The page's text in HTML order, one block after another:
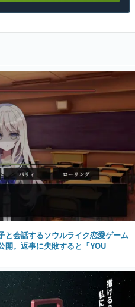
と会話するソウルライク恋愛ゲーム
開。返事に失敗すると「YOU